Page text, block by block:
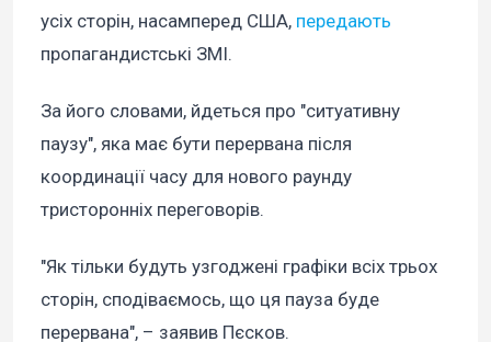
усіх сторін, насамперед США, передають
пропагандистські ЗМІ.
За його словами, йдеться про "ситуативну
паузу", яка має бути перервана після
координації часу для нового раунду
тристоронніх переговорів.
"Як тільки будуть узгоджені графіки всіх трьох
сторін, сподіваємось, що ця пауза буде
перервана", – заявив Пєсков.